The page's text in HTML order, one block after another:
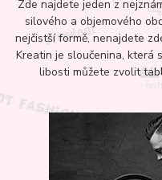
Zde najdete jeden z
silového a objemového
nejčistší formě, nenajdete
Kreatin je sloučenina, která
libosti můžete zvolit